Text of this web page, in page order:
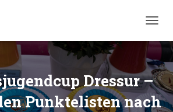
A
I
G
A
T
I
Dressur –
Punktelisten nach